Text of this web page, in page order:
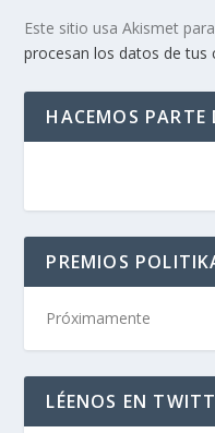
Este sitio usa Akismet
procesan los datos de tus
HACEMOS PARTE
PREMIOS
Próximamente
LÉENOS EN